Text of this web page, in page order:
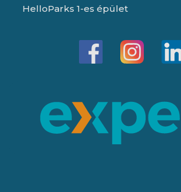
HelloParks 1-es épület